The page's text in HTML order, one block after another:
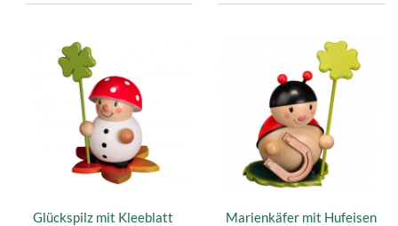
Glückspilz mit Kleeblatt
Marienkäfer mit Hufeisen